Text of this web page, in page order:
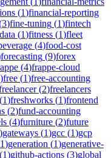
(1)financial-reporting
3)fine-tuning (1)fintech
(1)fitness (1)fleet
(4)food-cost
forecasting (9)forex
(4)frappe-cloud
)free (1)free-accounting
(2)freelancers
(1)freshworks (1)frontend
(2)fund-accounting
(4)furniture (2)future
)gateways (1)gcc (1)gcp
1)generation (1)generative-
(1)github-actions (3)global